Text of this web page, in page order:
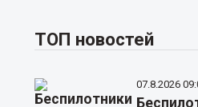
ТОП новостей
07.8.2026